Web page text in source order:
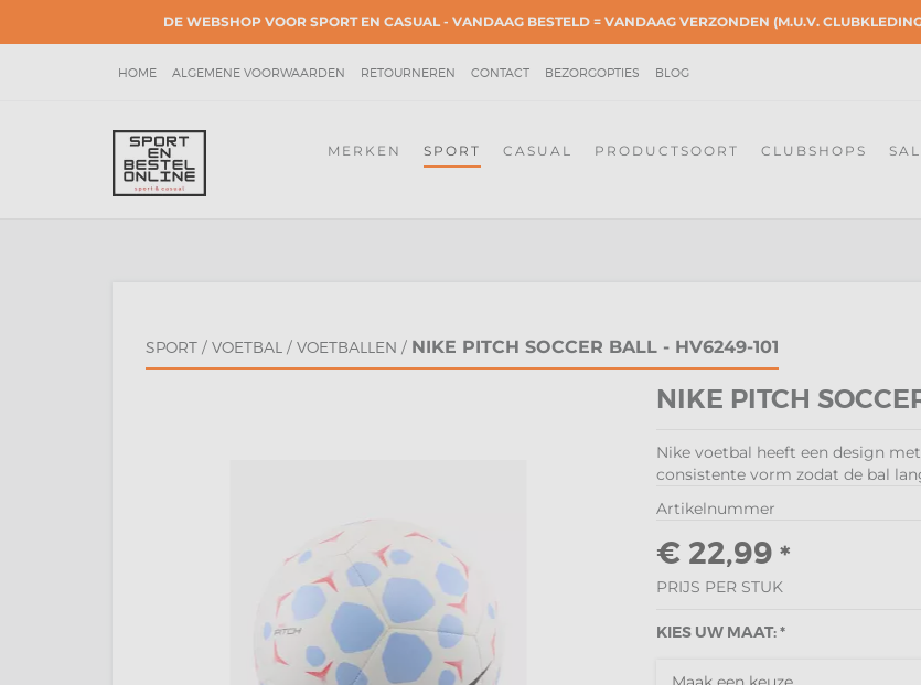
DE WEBSHOP VOOR SPORT EN CASUAL - VANDAAG BESTELD = VANDAAG VERZONDEN (M.U.V.
HOME ALGEMENE VOORWAARDEN RETOURNEREN CONTACT BEZORGOPTIES BLOG
MERKEN SPORT CASUAL PRODUCTSOORT CLUBSHOPS
SPORT / VOETBAL / VOETBALLEN / NIKE PITCH SOCCER BALL - HV6249-101
NIKE PITCH
Nike voetbal heeft een design
consistente vorm zodat de bal
Artikelnummer
€ 22,99 *
PRIJS PER STUK
KIES UW MAAT: *